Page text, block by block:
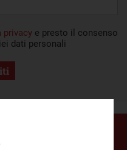
privacy e presto il consenso
dati personali